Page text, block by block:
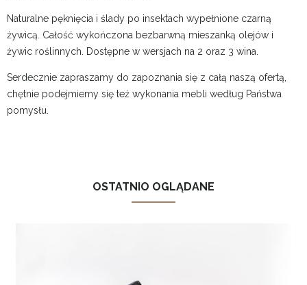
Naturalne pęknięcia i ślady po insektach wypełnione czarną
żywicą. Całość wykończona bezbarwną mieszanką olejów i
żywic roślinnych. Dostępne w wersjach na 2 oraz 3 wina.
Serdecznie zapraszamy do zapoznania się z całą naszą ofertą,
chętnie podejmiemy się też wykonania mebli według Państwa
pomysłu.
OSTATNIO OGLĄDANE